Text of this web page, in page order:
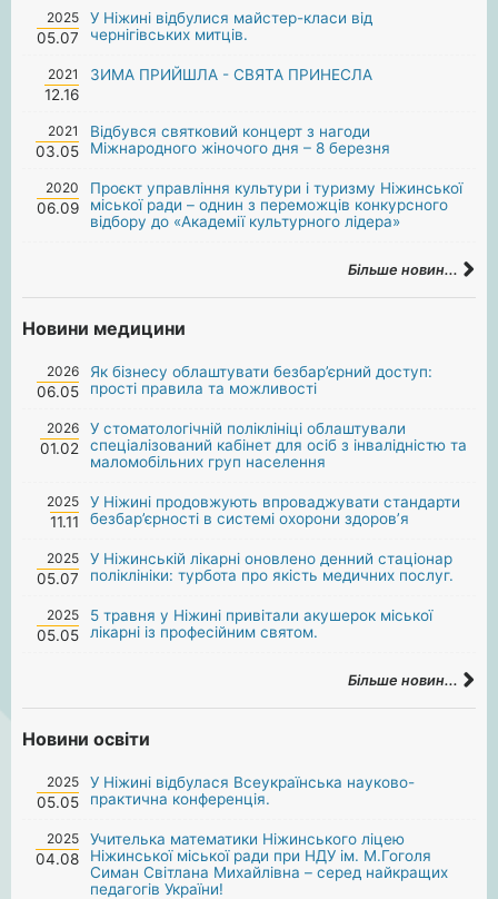
2025
05.07
У Ніжині відбулися майстер-класи від
чернігівських митців.
2021
12.16
ЗИМА ПРИЙШЛА - СВЯТА ПРИНЕСЛА
2021
03.05
Відбувся святковий концерт з нагоди
Міжнародного жіночого дня – 8 березня
2020
06.09
Проєкт управління культури і туризму Ніжинської
міської ради – однин з переможців конкурсного
відбору до «Академії культурного лідера»
Більше новин...
Новини медицини
2026
06.05
Як бізнесу облаштувати безбар’єрний доступ:
прості правила та можливості
2026
01.02
У стоматологічній поліклініці облаштували
спеціалізований кабінет для осіб з інвалідністю та
маломобільних груп населення
2025
11.11
У Ніжині продовжують впроваджувати стандарти
безбар’єрності в системі охорони здоров’я
2025
05.07
У Ніжинській лікарні оновлено денний стаціонар
поліклініки: турбота про якість медичних послуг.
2025
05.05
5 травня у Ніжині привітали акушерок міської
лікарні із професійним святом.
Більше новин...
Новини освіти
2025
05.05
У Ніжині відбулася Всеукраїнська науково-
практична конференція.
2025
04.08
Учителька математики Ніжинського ліцею
Ніжинської міської ради при НДУ ім. М.Гоголя
Симан Світлана Михайлівна – серед найкращих
педагогів України!